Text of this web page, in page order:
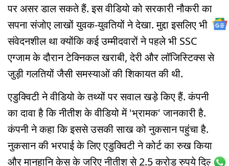
पर असर डाल सकते हैं. इस वीडियो को सरकारी नौकरी का
सपना संजोए लाखों युवक-युवतियों ने देखा. मुद्दा इसलिए भी
संवेदनशील था क्योंकि कई उम्मीदवारों ने पहले भी SSC
एग्जाम के दौरान टेक्निकल खराबी, देरी और लॉजिस्टिक्स से
जुड़ी गलतियों जैसी समस्याओं की शिकायत की थी.
एडुक्विटी ने वीडियो के तथ्यों पर सवाल खड़े किए हैं. कंपनी
का दावा है कि नीतीश के वीडियो में 'भ्रामक' जानकारी है.
कंपनी ने कहा कि इससे उसकी साख को नुकसान पहुंचा है.
नुकसान की भरपाई के लिए एडुक्विटी ने कोर्ट का रुख किया
और मानहानि केस के जरिए नीतीश से 2.5 करोड़ रुपये दिलाने